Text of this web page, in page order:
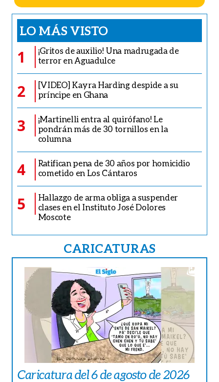
LO MÁS VISTO
1
¡Gritos de auxilio! Una madrugada de
terror en Aguadulce
2
[VIDEO] Kayra Harding despide a su
príncipe en Ghana
3
¡Martinelli entra al quirófano! Le
pondrán más de 30 tornillos en la
columna
4
Ratifican pena de 30 años por homicidio
cometido en Los Cántaros
5
Hallazgo de arma obliga a suspender
clases en el Instituto José Dolores
Moscote
CARICATURAS
Caricatura del 6 de agosto de 2026